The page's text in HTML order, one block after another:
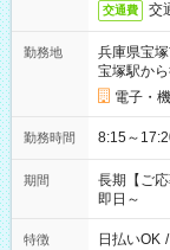
交通費 交
勤務地
兵庫県宝
宝塚駅か
電子・
勤務時間
期間
長期【ご
即日～
特徴 日払いOK /